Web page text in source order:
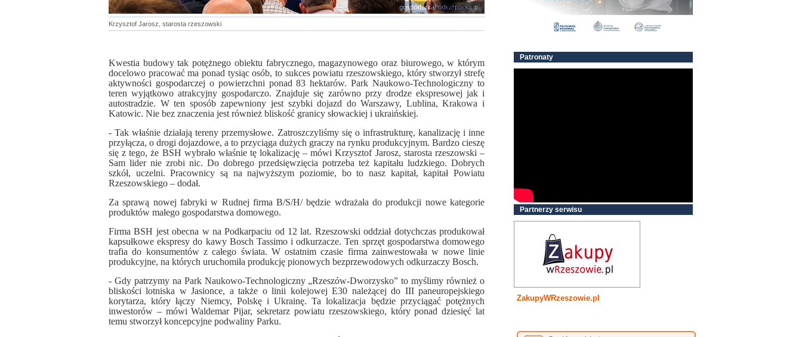
Krzysztof Jarosz, starosta rzeszowski
Kwestia budowy tak potężnego obiektu fabrycznego, magazynowego oraz biurowego, w którym
docelowo pracować ma ponad tysiąc osób, to sukces powiatu rzeszowskiego, który stworzył strefę
aktywności gospodarczej o powierzchni ponad 83 hektarów. Park Naukowo-Technologiczny to
teren wyjątkowo atrakcyjny gospodarczo. Znajduje się zarówno przy drodze ekspresowej jak i
autostradzie. W ten sposób zapewniony jest szybki dojazd do Warszawy, Lublina, Krakowa i
Katowic. Nie bez znaczenia jest również bliskość granicy słowackiej i ukraińskiej.
- Tak właśnie działają tereny przemysłowe. Zatroszczyliśmy się o infrastrukturę, kanalizację i inne
przyłącza, o drogi dojazdowe, a to przyciąga dużych graczy na rynku produkcyjnym. Bardzo cieszę
się z tego, że BSH wybrało właśnie tę lokalizację – mówi Krzysztof Jarosz, starosta rzeszowski –
Sam lider nie zrobi nic. Do dobrego przedsięwzięcia potrzeba też kapitału ludzkiego. Dobrych
szkół, uczelni. Pracownicy są na najwyższym poziomie, bo to nasz kapitał, kapitał Powiatu
Rzeszowskiego – dodał.
Za sprawą nowej fabryki w Rudnej firma B/S/H/ będzie wdrażała do produkcji nowe kategorie
produktów małego gospodarstwa domowego.
Firma BSH jest obecna w na Podkarpaciu od 12 lat. Rzeszowski oddział dotychczas produkował
kapsułkowe ekspresy do kawy Bosch Tassimo i odkurzacze. Ten sprzęt gospodarstwa domowego
trafia do konsumentów z całego świata. W ostatnim czasie firma zainwestowała w nowe linie
produkcyjne, na których uruchomiła produkcję pionowych bezprzewodowych odkurzaczy Bosch.
- Gdy patrzymy na Park Naukowo-Technologiczny „Rzeszów-Dworzysko” to myślimy również o
bliskości lotniska w Jasionce, a także o linii kolejowej E30 należącej do III paneuropejskiego
korytarza, który łączy Niemcy, Polskę i Ukrainę. Ta lokalizacja będzie przyciągać potężnych
inwestorów – mówi Waldemar Pijar, sekretarz powiatu rzeszowskiego, który ponad dziesięć lat
temu stworzył koncepcyjne podwaliny Parku.
Patronaty
Partnerzy serwisu
ZakupyWRzeszowie.pl